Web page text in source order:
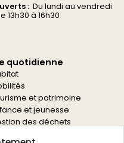
:Du lundi au vendredi
13h30 à 16h30
quotidienne
et patrimoine
et jeunesse
des déchets